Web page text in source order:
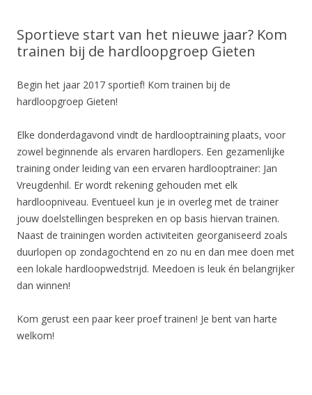
Sportieve start van het nieuwe jaar? Kom
trainen bij de hardloopgroep Gieten
Begin het jaar 2017 sportief! Kom trainen bij de
hardloopgroep Gieten!
Elke donderdagavond vindt de hardlooptraining plaats, voor
zowel beginnende als ervaren hardlopers. Een gezamenlijke
training onder leiding van een ervaren hardlooptrainer: Jan
Vreugdenhil. Er wordt rekening gehouden met elk
hardloopniveau. Eventueel kun je in overleg met de trainer
jouw doelstellingen bespreken en op basis hiervan trainen.
Naast de trainingen worden activiteiten georganiseerd zoals
duurlopen op zondagochtend en zo nu en dan mee doen met
een lokale hardloopwedstrijd. Meedoen is leuk én belangrijker
dan winnen!
Kom gerust een paar keer proef trainen! Je bent van harte
welkom!